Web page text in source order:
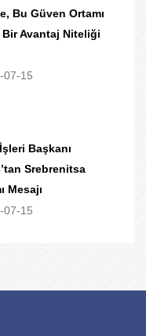
Bu Güven Ortamı
Avantaj Niteliği
15
Başkanı
Srebrenitsa
Mesajı
15